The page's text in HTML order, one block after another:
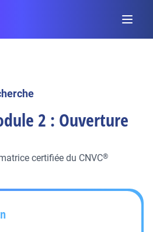
2 : Ouverture
certifiée du CNVC®